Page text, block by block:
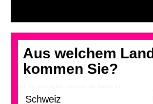
Aus welchem Land
kommen Sie?